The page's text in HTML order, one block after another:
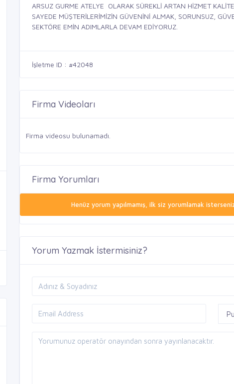
ARSUZ GURME ATELYE OLARAK SÜREKLİ ARTAN HİZMET
SAYEDE MÜŞTERİLERİMİZİN GÜVENİNİ ALMAK, SORUNSUZ,
SEKTÖRE EMİN ADIMLARLA DEVAM EDİYORUZ.
İşletme ID : #42048
Firma Videoları
Firma videosu bulunamadı.
Firma Yorumları
Henüz yorum yapılmamış, ilk siz yorumlamak
Yorum Yazmak İstermisiniz?